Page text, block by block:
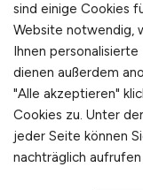
Einwohner:ca.
Flughafen ist der
Bundesautobahn
Arbeiten in der
Nordrhein-
Bielefeld, Löhne
sind einige Cookies
Website notwendig,
Ihnen
dienen außerdem
"Alle akzeptieren"
Cookies zu. Unter
jeder Seite können
nachträglich aufrufen